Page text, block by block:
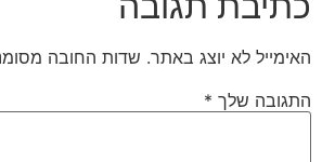
האימייל לא יוצג באתר. שדות החובה
התגובה שלך *